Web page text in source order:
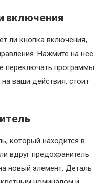
включения
ли кнопка включения,
Нажмите на нее
переключать программы.
ваши действия, стоит
который находится в
вдруг предохранитель
новый элемент. Деталь